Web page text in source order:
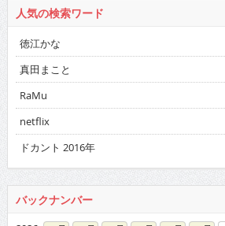
人気の検索ワード
徳江かな
真田まこと
RaMu
netflix
ドカント 2016年
バックナンバー